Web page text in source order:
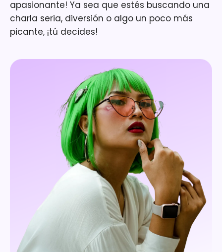
apasionante! Ya sea que estés buscando una
charla seria, diversión o algo un poco más
picante, ¡tú decides!